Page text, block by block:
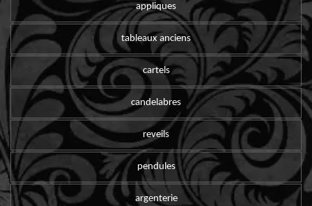
appliques
tableaux anciens
cartels
candelabres
reveils
pendules
argenterie